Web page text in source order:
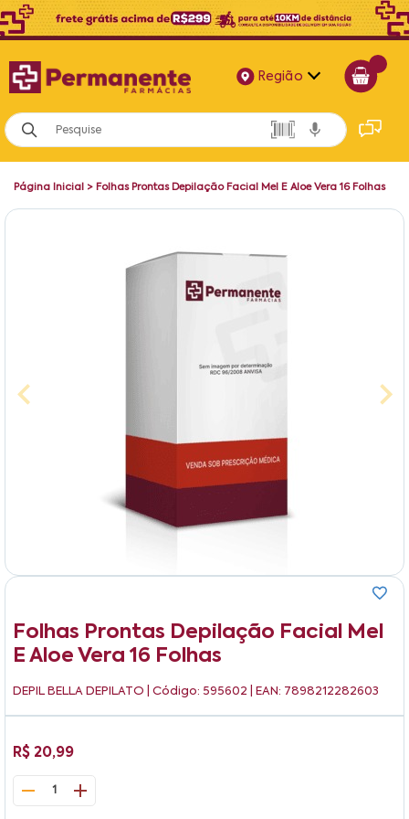
Região
Alagoas
Bahia
Página Inicial > Folhas Prontas Depilação Facial Mel E Aloe Vera 16 Folhas
Folhas Prontas Depilação Facial Mel
E Aloe Vera 16 Folhas
DEPIL BELLA DEPILATO | Código: 595602 | EAN: 7898212282603
R$ 20,99
1